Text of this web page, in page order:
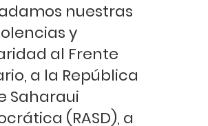
nuestras
y
al Frente
a la República
Saharaui
(RASD), a